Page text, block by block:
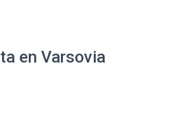
en Varsovia